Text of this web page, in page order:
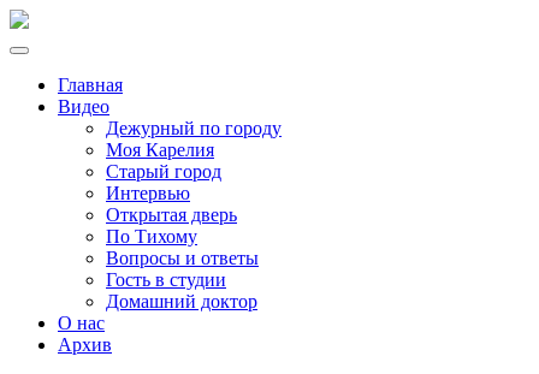
Главная
Видео
Дежурный по городу
Моя Карелия
Старый город
Интервью
Открытая дверь
По Тихому
Вопросы и ответы
Гость в студии
Домашний доктор
О нас
Архив